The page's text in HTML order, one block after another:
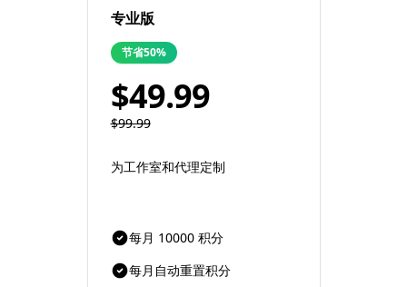
专业版
节省50%
$49.99
$99.99
为工作室和代理定制
每月 10000 积分
每月自动重置积分